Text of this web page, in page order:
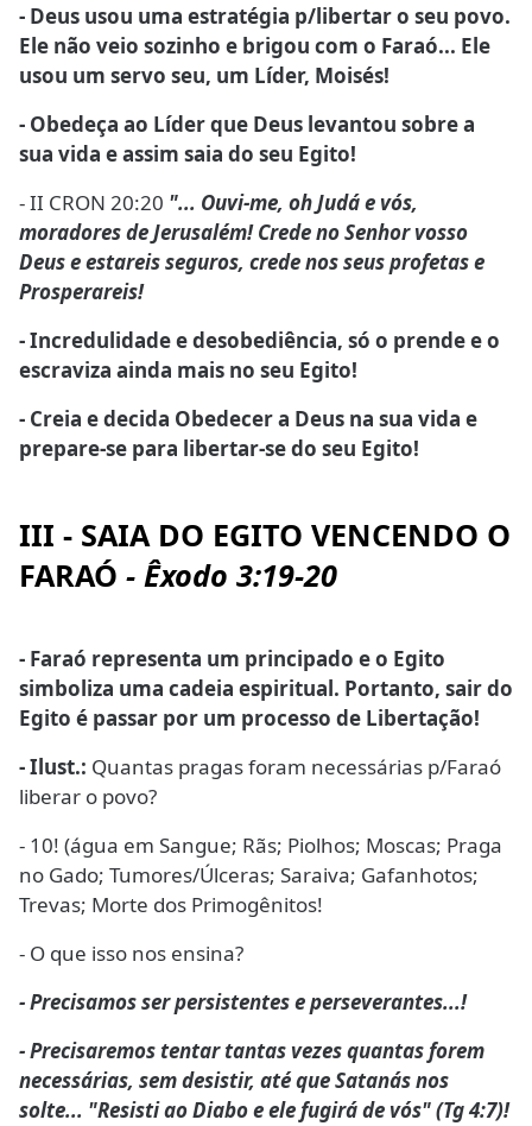
- Deus usou uma estratégia p/libertar o seu povo.
Ele não veio sozinho e brigou com o Faraó... Ele
usou um servo seu, um Líder, Moisés!
- Obedeça ao Líder que Deus levantou sobre a
sua vida e assim saia do seu Egito!
- II CRON 20:20 "... Ouvi-me, oh Judá e vós,
moradores de Jerusalém! Crede no Senhor vosso
Deus e estareis seguros, crede nos seus profetas e
Prosperareis!
- Incredulidade e desobediência, só o prende e o
escraviza ainda mais no seu Egito!
- Creia e decida Obedecer a Deus na sua vida e
prepare-se para libertar-se do seu Egito!
III - SAIA DO EGITO VENCENDO O
FARAÓ - Êxodo 3:19-20
- Faraó representa um principado e o Egito
simboliza uma cadeia espiritual. Portanto, sair do
Egito é passar por um processo de Libertação!
- Ilust.: Quantas pragas foram necessárias p/Faraó
liberar o povo?
- 10! (água em Sangue; Rãs; Piolhos; Moscas; Praga
no Gado; Tumores/Úlceras; Saraiva; Gafanhotos;
Trevas; Morte dos Primogênitos!
- O que isso nos ensina?
- Precisamos ser persistentes e perseverantes...!
- Precisaremos tentar tantas vezes quantas forem
necessárias, sem desistir, até que Satanás nos
solte... "Resisti ao Diabo e ele fugirá de vós" (Tg 4:7)!